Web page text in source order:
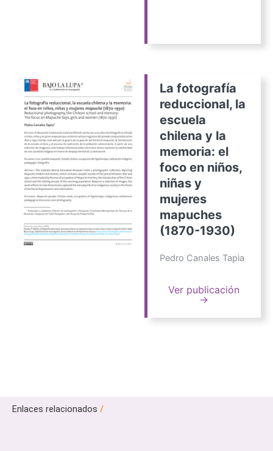
La fotografía
reduccional, la
escuela
chilena y la
memoria: el
foco en niños,
niñas y
mujeres
mapuches
(1870-1930)
Pedro Canales Tapia
Ver publicación
→
Enlaces relacionados /